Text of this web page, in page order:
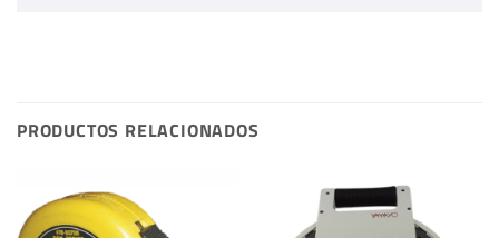
PRODUCTOS RELACIONADOS